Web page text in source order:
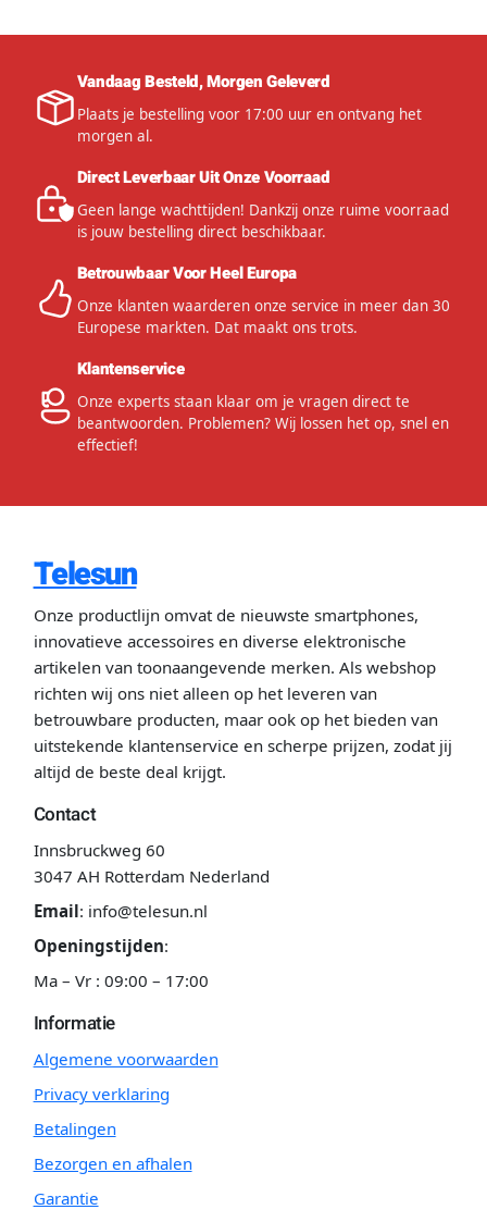
Vandaag Besteld, Morgen Geleverd
Plaats je bestelling voor 17:00 uur en ontvang het
morgen al.
Direct Leverbaar Uit Onze Voorraad
Geen lange wachttijden! Dankzij onze ruime voorraad
is jouw bestelling direct beschikbaar.
Betrouwbaar Voor Heel Europa
Onze klanten waarderen onze service in meer dan 30
Europese markten. Dat maakt ons trots.
Klantenservice
Onze experts staan klaar om je vragen direct te
beantwoorden. Problemen? Wij lossen het op, snel en
effectief!
Telesun
Onze productlijn omvat de nieuwste smartphones,
innovatieve accessoires en diverse elektronische
artikelen van toonaangevende merken. Als webshop
richten wij ons niet alleen op het leveren van
betrouwbare producten, maar ook op het bieden van
uitstekende klantenservice en scherpe prijzen, zodat jij
altijd de beste deal krijgt.
Contact
Innsbruckweg 60
3047 AH Rotterdam Nederland
Email: info@telesun.nl
Openingstijden:
Ma – Vr : 09:00 – 17:00
Informatie
Algemene voorwaarden
Privacy verklaring
Betalingen
Bezorgen en afhalen
Garantie